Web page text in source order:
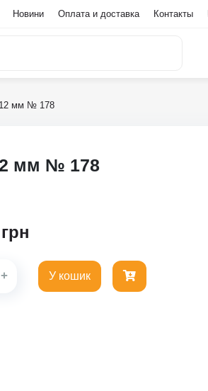
Новини Оплата и доставка Контакты
мм № 178
мм № 178
грн
+ У кошик